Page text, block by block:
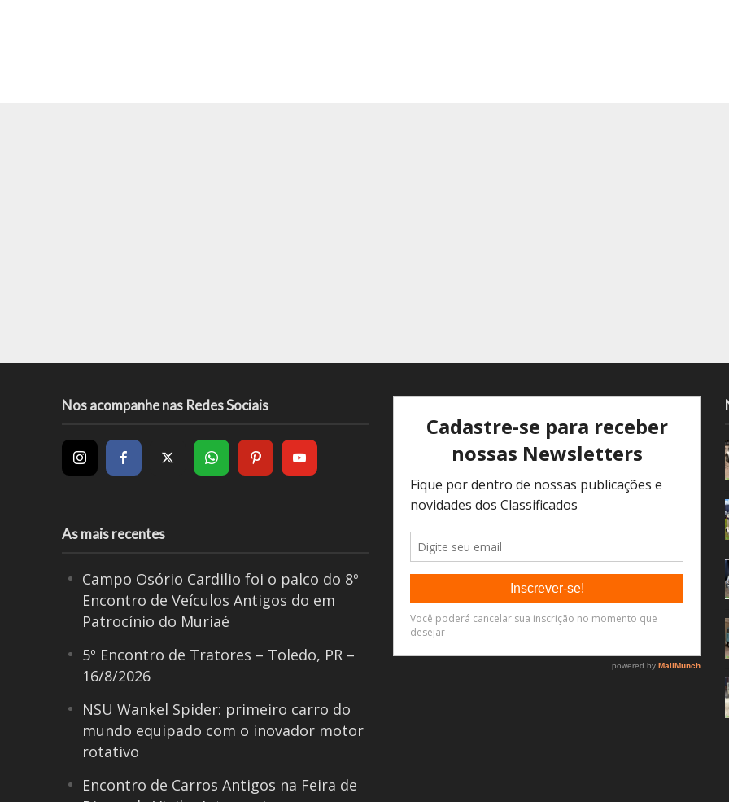
Nos acompanhe nas Redes Sociais
As mais recentes
Campo Osório Cardilio foi o palco do 8º
Encontro de Veículos Antigos do em
Patrocínio do Muriaé
5º Encontro de Tratores – Toledo, PR –
16/8/2026
NSU Wankel Spider: primeiro carro do
mundo equipado com o inovador motor
rotativo
Encontro de Carros Antigos na Feira de